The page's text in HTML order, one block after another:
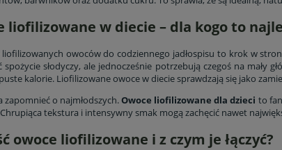
11,14 zł
do koszyka
Najniższa cena: 18,50
do koszyka
liofilizowane w diecie – dla kogo to
liofilizowanych owoców do codziennego jadłospisu to krok w
spożycie słodyczy, ale jednocześnie potrzebują czegoś na mały
kalorie. Liofilizowane owoce w diecie sprawdzają się jako
zapomnieć o najmłodszych.Owoce liofilizowane dla dzieci to
tekstura i intensywny smak mogą zachęcić nawet
owoce liofilizowane i z czym je łączyć?